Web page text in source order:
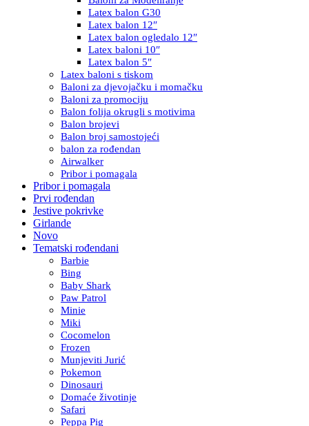
Latex balon G30
Latex balon 12″
Latex balon ogledalo 12″
Latex baloni 10″
Latex balon 5″
Latex baloni s tiskom
Baloni za djevojačku i momačku
Baloni za promociju
Balon folija okrugli s motivima
Balon brojevi
Balon broj samostojeći
balon za rođendan
Airwalker
Pribor i pomagala
Pribor i pomagala
Prvi rođendan
Jestive pokrivke
Girlande
Novo
Tematski rođendani
Barbie
Bing
Baby Shark
Paw Patrol
Minie
Miki
Cocomelon
Frozen
Munjeviti Jurić
Pokemon
Dinosauri
Domaće životinje
Safari
Peppa Pig